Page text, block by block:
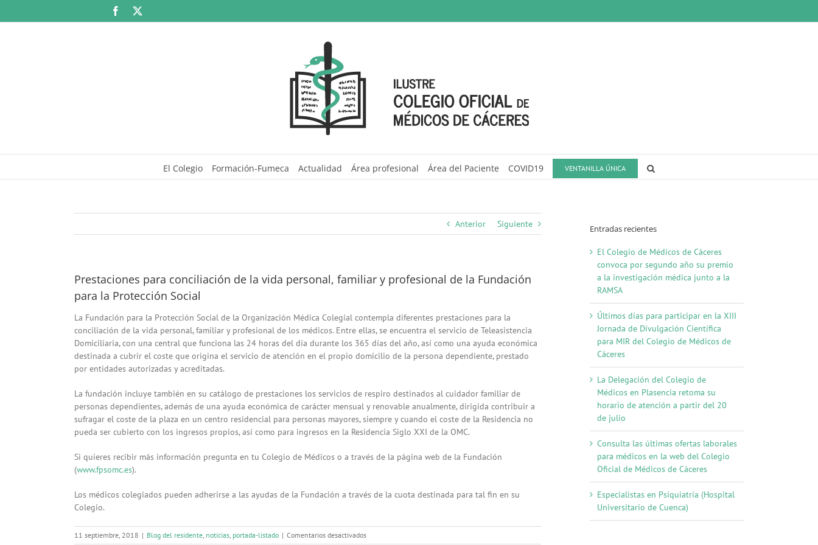
Facebook
El Colegio Formación-Fumeca Actualidad Área profesional Área del Paciente COVID19 VENTANILLA ÚNICA
Anterior Siguiente
Prestaciones para conciliación de la vida personal, familiar y profesional de la Fundación
para la Protección Social
La Fundación para la Protección Social de la Organización Médica Colegial contempla diferentes prestaciones para la
conciliación de la vida personal, familiar y profesional de los médicos. Entre ellas, se encuentra el servicio de Teleasistencia
Domiciliaria, con una central que funciona las 24 horas del día durante los 365 días del año, así como una ayuda económica
destinada a cubrir el coste que origina el servicio de atención en el propio domicilio de la persona dependiente, prestado
por entidades autorizadas y acreditadas.
La fundación incluye también en su catálogo de prestaciones los servicios de respiro destinados al cuidador familiar de
personas dependientes, además de una ayuda económica de carácter mensual y renovable anualmente, dirigida contribuir a
sufragar el coste de la plaza en un centro residencial para personas mayores, siempre y cuando el coste de la Residencia no
pueda ser cubierto con los ingresos propios, así como para ingresos en la Residencia Siglo XXI de la OMC.
Si quieres recibir más información pregunta en tu Colegio de Médicos o a través de la página web de la Fundación
(www.fpsomc.es).
Los médicos colegiados pueden adherirse a las ayudas de la Fundación a través de la cuota destinada para tal fin en su
Colegio.
11 septiembre, 2018 | Blog del residente, noticias, portada-listado | Comentarios desactivadosen
Entradas recientes
El Colegio de Médicos de Cáceres
convoca por segundo año su premio
a la investigación médica junto a la
RAMSA
Últimos días para participar en la XIII
Jornada de Divulgación Científica
para MIR del Colegio de Médicos de
Cáceres
La Delegación del Colegio de
Médicos en Plasencia retoma su
horario de atención a partir del 20
de julio
Consulta las últimas ofertas laborales
para médicos en la web del Colegio
Oficial de Médicos de Cáceres
Especialistas en Psiquiatría (Hospital
Universitario de Cuenca)